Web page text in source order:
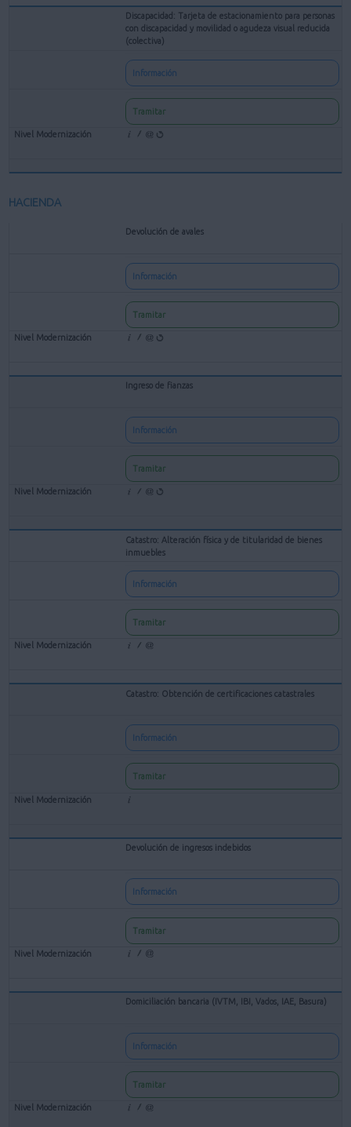
Discapacidad: Tarjeta de estacionamiento para personas
con discapacidad y movilidad o agudeza visual reducida
(colectiva)
Información
Tramitar
HACIENDA
Devolución de avales
Información
Tramitar
Ingreso de fianzas
Información
Tramitar
Catastro: Alteración física y de titularidad de bienes
inmuebles
Información
Tramitar
Catastro: Obtención de certificaciones catastrales
Información
Tramitar
Devolución de ingresos indebidos
Información
Tramitar
Domiciliación bancaria (IVTM, IBI, Vados, IAE, Basura)
Información
Tramitar